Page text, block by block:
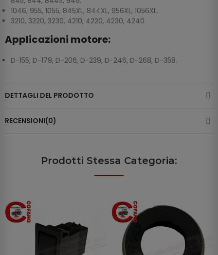
1046, 955, 1055, 845XL, 844XL, 956XL, 1056XL.
3210, 3220, 3230, 4210, 4220, 4230, 4240.
Applicazioni motore:
D-155, D-179, D-206, D-239, D-246, D-268, D-358.
DETTAGLI DEL PRODOTTO
RECENSIONI(0)
Prodotti Stessa Categoria: